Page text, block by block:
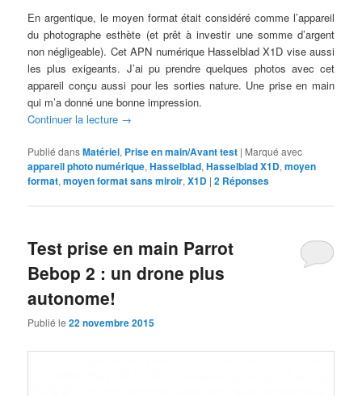
En argentique, le moyen format était considéré comme l’appareil
du photographe esthète (et prêt à investir une somme d’argent
non négligeable). Cet APN numérique Hasselblad X1D vise aussi
les plus exigeants. J’ai pu prendre quelques photos avec cet
appareil conçu aussi pour les sorties nature. Une prise en main
qui m’a donné une bonne impression.
Continuer la lecture →
Publié dansMatériel, Prise en main/Avant test | Marqué avec
appareil photo numérique,Hasselblad,Hasselblad X1D,moyen
format,moyen format sans miroir,X1D |2 Réponses
Test prise en main Parrot
Bebop 2 : un drone plus
autonome!
Publié le22 novembre 2015